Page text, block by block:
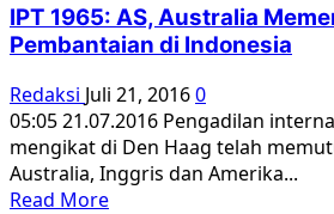
Kinerja
Komnas
IPT 1965: AS, Australia
Pembantaian di Indonesia
Redaksi Juli 21, 20160
05:05 21.07.2016 Pengadilan
mengikat di Den Haag telah
Australia, Inggris dan Amerika...
Read MoreRead